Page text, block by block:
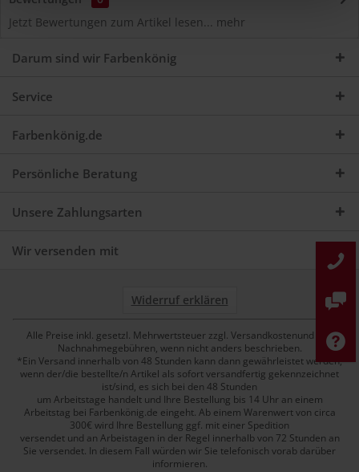
Jetzt Bewertungen zum Artikel lesen... mehr
Darum sind wir Farbenkönig
Service
Farbenkönig.de
Persönliche Beratung
Unsere Zahlungsarten
Wir versenden mit
Widerruf erklären
Alle Preise inkl. gesetzl. Mehrwertsteuer zzgl. Versandkostenund ggf.
Nachnahmegebühren, wenn nicht anders beschrieben.
*Ein Versand innerhalb von 48 Stunden kann dann gewährleistet werden,
wenn der/die bestellte/n Artikel als sofort versandfertig gekennzeichnet
ist/sind, es sich bei den 48 Stunden
um Arbeitstage handelt und Ihre Bestellung bis 14 Uhr an einem
Arbeitstag bei Farbenkönig.de eingeht. Ab einem Warenwert von circa
300€ wird Ihre Bestellung ggf. mit einer Spedition
versendet und an Arbeistagen in der Regel innerhalb von 72 Stunden an
Sie versendet. In diesem Fall würden wir Sie telefonisch vorab darüber
informieren.